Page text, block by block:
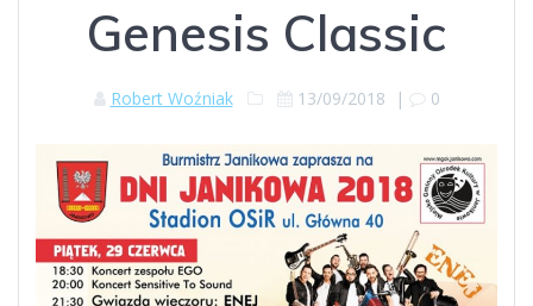
Genesis Classic
Robert Woźniak 13/09/2018 | 0